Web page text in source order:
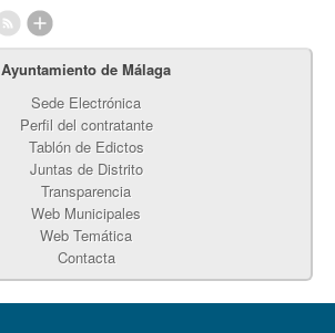
Ayuntamiento de Málaga
Sede Electrónica
Perfil del contratante
Tablón de Edictos
Juntas de Distrito
Transparencia
Web Municipales
Web Temática
Contacta